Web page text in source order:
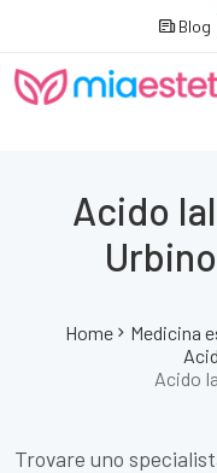
Blog
Acido
Home Medicina
Acido
Trovare uno